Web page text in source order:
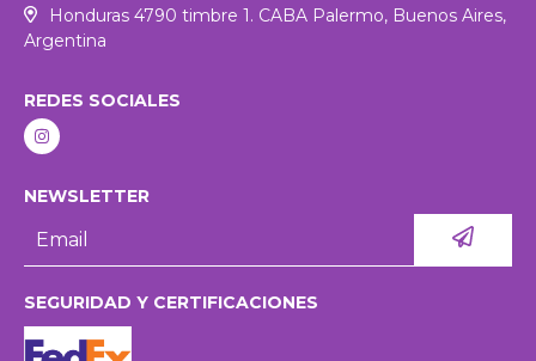
Honduras 4790 timbre 1. CABA Palermo, Buenos Aires,
Argentina
REDES SOCIALES
NEWSLETTER
SEGURIDAD Y CERTIFICACIONES